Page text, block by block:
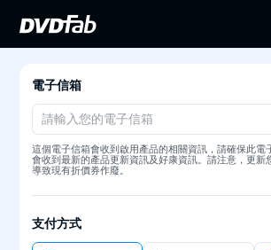
電子信箱
這個電子信箱會收到啟用產品的相關資訊，請確保此電
會收到最新的產品更新資訊及好康資訊。請注意，更新
導致現有折價券作廢。
支付方式